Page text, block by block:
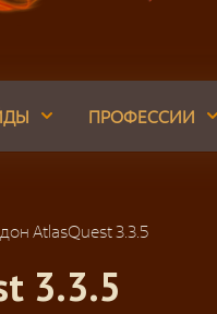
ПРОФЕССИИ
AtlasQuest 3.3.5
3.3.5